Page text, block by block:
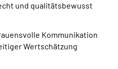
und qualitätsbewusst
Kommunikation
Wertschätzung